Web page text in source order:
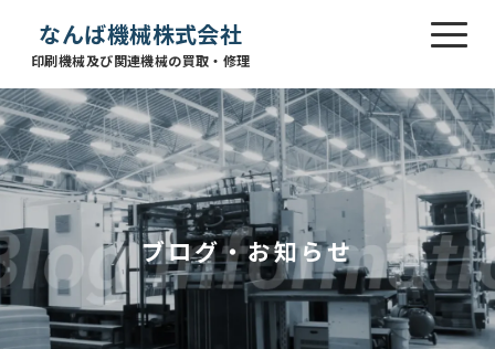
なんば機械株式会社
印刷機械及び関連機械の買取・修理
ブログ・お知らせ